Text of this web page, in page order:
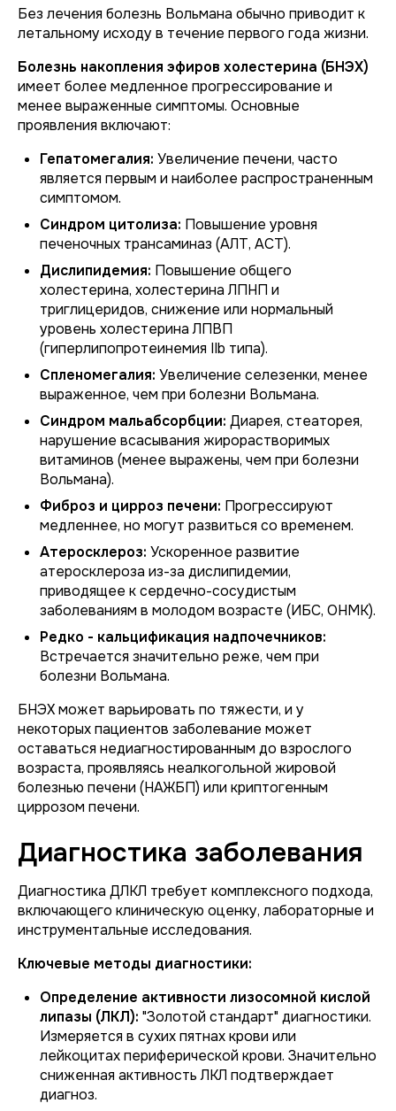
Без лечения болезнь Вольмана обычно приводит к
летальному исходу в течение первого года жизни.
Болезнь накопления эфиров холестерина (БНЭХ)
имеет более медленное прогрессирование и
менее выраженные симптомы. Основные
проявления включают:
Гепатомегалия: Увеличение печени, часто
является первым и наиболее распространенным
симптомом.
Синдром цитолиза: Повышение уровня
печеночных трансаминаз (АЛТ, АСТ).
Дислипидемия: Повышение общего
холестерина, холестерина ЛПНП и
триглицеридов, снижение или нормальный
уровень холестерина ЛПВП
(гиперлипопротеинемия IIb типа).
Спленомегалия: Увеличение селезенки, менее
выраженное, чем при болезни Вольмана.
Синдром мальабсорбции: Диарея, стеаторея,
нарушение всасывания жирорастворимых
витаминов (менее выражены, чем при болезни
Вольмана).
Фиброз и цирроз печени: Прогрессируют
медленнее, но могут развиться со временем.
Атеросклероз: Ускоренное развитие
атеросклероза из-за дислипидемии,
приводящее к сердечно-сосудистым
заболеваниям в молодом возрасте (ИБС, ОНМК).
Редко - кальцификация надпочечников:
Встречается значительно реже, чем при
болезни Вольмана.
БНЭХ может варьировать по тяжести, и у
некоторых пациентов заболевание может
оставаться недиагностированным до взрослого
возраста, проявляясь неалкогольной жировой
болезнью печени (НАЖБП) или криптогенным
циррозом печени.
Диагностика заболевания
Диагностика ДЛКЛ требует комплексного подхода,
включающего клиническую оценку, лабораторные и
инструментальные исследования.
Ключевые методы диагностики:
Определение активности лизосомной кислой
липазы (ЛКЛ): "Золотой стандарт" диагностики.
Измеряется в сухих пятнах крови или
лейкоцитах периферической крови. Значительно
сниженная активность ЛКЛ подтверждает
диагноз.